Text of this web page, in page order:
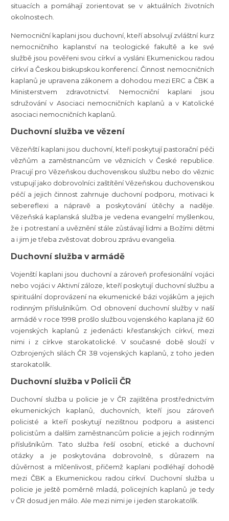
situacích a pomáhají zorientovat se v aktuálních životních
okolnostech.
Nemocniční kaplani jsou duchovní, kteří absolvují zvláštní kurz
nemocničního kaplanství na teologické fakultě a ke své
službě jsou pověřeni svou církví a vysláni Ekumenickou radou
církví a Českou biskupskou konferencí. Činnost nemocničních
kaplanů je upravena zákonem a dohodou mezi ERC a ČBK a
Ministerstvem zdravotnictví. Nemocniční kaplani jsou
sdružování v Asociaci nemocničních kaplanů a v Katolické
asociaci nemocničních kaplanů.
Duchovní služba ve vězení
Vězeňští kaplani jsou duchovní, kteří poskytují pastorační péči
vězňům a zaměstnancům ve věznicích v České republice.
Pracují pro Vězeňskou duchovenskou službu nebo do věznic
vstupují jako dobrovolníci zaštítění Vězeňskou duchovenskou
péčí a jejich činnost zahrnuje duchovní podporu, motivaci k
sebereflexi a nápravě a poskytování útěchy a naděje.
Vězeňská kaplanská služba je vedena evangelní myšlenkou,
že i potrestaní a uvěznění stále zůstávají lidmi a Božími dětmi
a i jim je třeba zvěstovat dobrou zprávu evangelia.
Duchovní služba v armádě
Vojenští kaplani jsou duchovní a zároveň profesionální vojáci
nebo vojáci v Aktivní záloze, kteří poskytují duchovní službu a
spirituální doprovázení na ekumenické bázi vojákům a jejich
rodinným příslušníkům. Od obnovení duchovní služby v naší
armádě v roce 1998 prošlo službou vojenského kaplana již 60
vojenských kaplanů z jedenácti křesťanských církví, mezi
nimi i z církve starokatolické. V současné době slouží v
Ozbrojených silách ČR 38 vojenských kaplanů, z toho jeden
starokatolík.
Duchovní služba v Policii ČR
Duchovní služba u policie je v ČR zajištěna prostřednictvím
ekumenických kaplanů, duchovních, kteří jsou zároveň
policisté a kteří poskytují nezištnou podporu a asistenci
policistům a dalším zaměstnancům policie a jejich rodinným
příslušníkům. Tato služba řeší osobní, etické a duchovní
otázky a je poskytována dobrovolně, s důrazem na
důvěrnost a mlčenlivost, přičemž kaplani podléhají dohodě
mezi ČBK a Ekumenickou radou církví. Duchovní služba u
policie je ještě poměrně mladá, policejních kaplanů je tedy
v ČR dosud jen málo. Ale mezi nimi je i jeden starokatolík.